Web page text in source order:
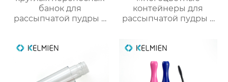
банок для
рассыпчатой пудры 5
контейнеры для
рассыпчатой пудры с
оптовые продажи
напрямую с завода